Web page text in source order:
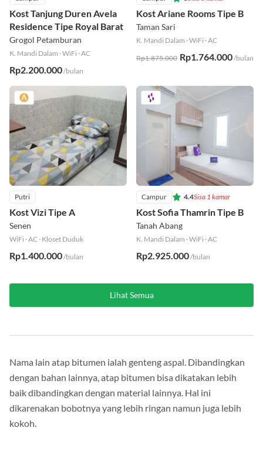
Kost Tanjung Duren Avela
Residence Tipe Royal Barat
Grogol Petamburan
K. Mandi Dalam ·WiFi ·AC
Rp2.200.000/bulan
Kost Ariane Rooms Tipe B
Taman Sari
K. Mandi Dalam ·WiFi ·AC
Rp1.875.000 Rp1.764.000/bulan
Putri
Kost Vizi Tipe A
Senen
WiFi ·AC · Kloset Duduk
Rp1.400.000/bulan
Campur 4.4Sisa 1 kamar
Kost Sofia Thamrin Tipe B
Tanah Abang
K. Mandi Dalam ·WiFi ·AC
Rp2.925.000/bulan
Lihat Semua
Nama lain atap bitumen ialah genteng aspal. Dibandingkan
dengan bahan lainnya, atap bitumen bisa dikatakan lebih
baik dibandingkan dengan material lainnya. Hal ini
dikarenakan bobotnya yang lebih ringan namun juga lebih
kokoh.